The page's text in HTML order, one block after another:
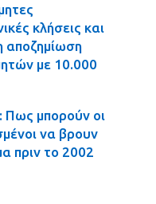
κλήσεις και
αποζημίωση
με 10.000
μπορούν οι
να βρουν
πριν το 2002